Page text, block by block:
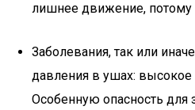
лишнее движение, потому
Заболевания, так или
давления в ушах: высокое
Особенную опасность для